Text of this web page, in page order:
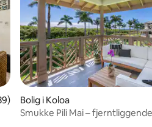
5 i gennemsnitlig bedømmelse,
Bolig i Koloa
Smukke Pili Mai – fjerntliggende